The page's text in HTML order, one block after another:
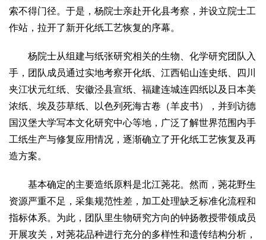
索不得门径。于是，杨院士亲赴开化县考察，并设立院士工
作站，拉开了新开化纸工艺恢复的序幕。
杨院士从组建与纸张研究相关的生物、化学研究团队入
手，团队成员通过实地考察开化纸、江西铅山连史纸、四川
夹江状元红纸、安徽泾县宣纸、福建连城连四纸以及日本美
浓纸、埃及莎草纸、以色列死海古卷（羊皮书），并到访德
国汉堡大学写本文化研究中心等地，广泛了解世界范围内手
工纸生产与修复应用情况，逐渐确立了开化纸工艺恢复及再
造方案。
基本确定的主要造纸原料是北江荛花。然而，荛花野生
资源严重不足，采集规范性差，加工处理缺乏标准化流程和
指标体系。为此，团队里生物研究方向的钟扬教授带领成员
开展攻关，对荛花品种进行充分的多样性和遗传结构分析，